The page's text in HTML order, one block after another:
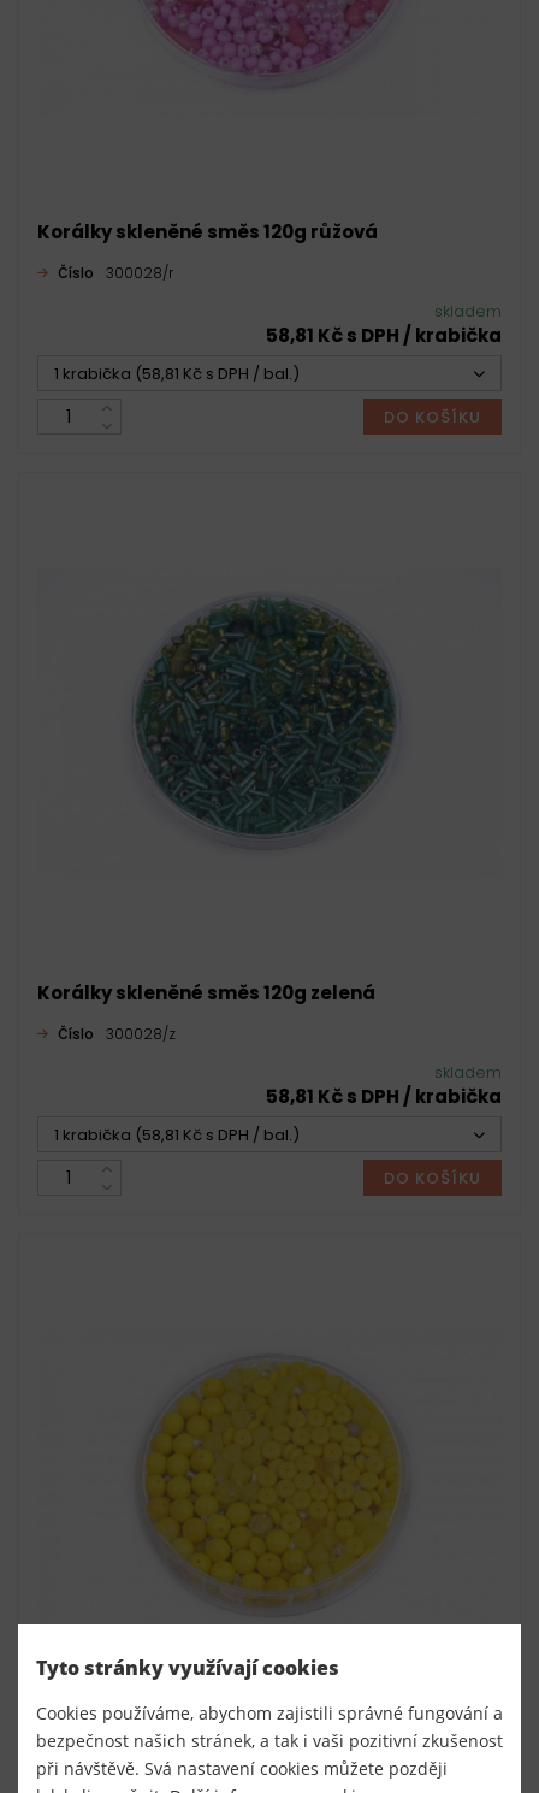
Korálky skleněné směs 120g růžová
Číslo 300028/r
skladem
58,81 Kč s DPH / krabička
1 krabička (58,81 Kč s DPH / bal.)
DO KOŠÍKU
Korálky skleněné směs 120g zelená
Číslo 300028/z
skladem
58,81 Kč s DPH / krabička
1 krabička (58,81 Kč s DPH / bal.)
DO KOŠÍKU
Korálky skleněné směs 120g žlutá
Tyto stránky využívají cookies
Cookies používáme, abychom zajistili správné fungování a
bezpečnost našich stránek, a tak i vaši pozitivní zkušenost
při návštěvě. Svá nastavení cookies můžete později